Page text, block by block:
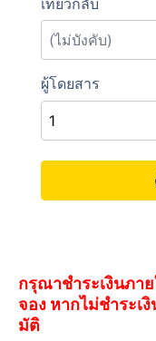
กรุณาชำระเงินภา
จอง หากไม่ชำระเ
มัติ